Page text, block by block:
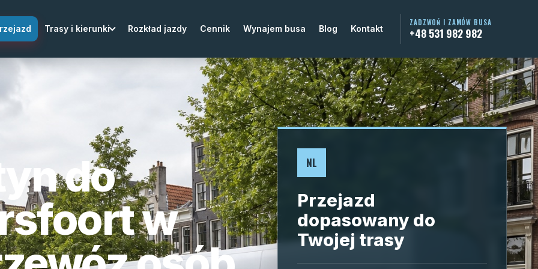
Trasy i kierunki Rozkład jazdy Cennik Wynajem busa Blog Kontakt
ZADZWOŃ I ZAMÓW BUSA
+48 531 982 982
do
w
NL
Przejazd
dopasowany do
Twojej trasy